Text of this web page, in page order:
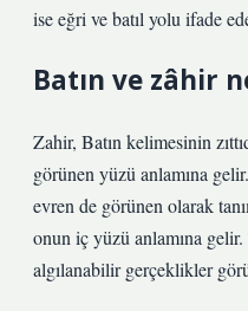
ise eğri ve batıl yolu ifade
Batın ve zâhir
Zahir, Batın kelimesinin
görünen yüzü anlamına
evren de görünen olarak
onun iç yüzü anlamına
algılanabilir gerçeklikler